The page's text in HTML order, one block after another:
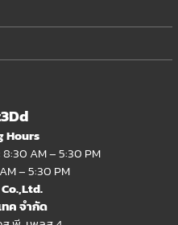
Hours
AM – 5:30 PM
– 5:30 PM
ทค จำกัด